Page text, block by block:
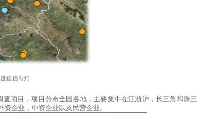
值信号灯
查项目，项目分布全国各地，主要集中在江浙沪，长三角和珠三
企业，中资企业以及民营企业。